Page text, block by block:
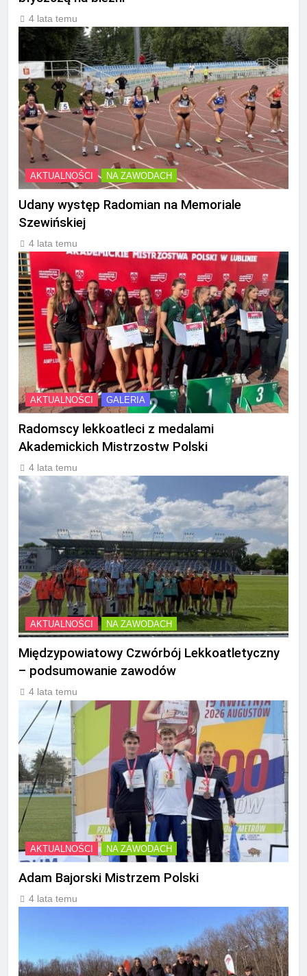
4 lata temu
AKTUALNOŚCI NA ZAWODACH
Udany występ Radomian na Memoriale
Szewińskiej
4 lata temu
AKTUALNOŚCI GALERIA
Radomscy lekkoatleci z medalami
Akademickich Mistrzostw Polski
4 lata temu
AKTUALNOŚCI NA ZAWODACH
Międzypowiatowy Czwórbój Lekkoatletyczny
– podsumowanie zawodów
4 lata temu
AKTUALNOŚCI NA ZAWODACH
Adam Bajorski Mistrzem Polski
4 lata temu